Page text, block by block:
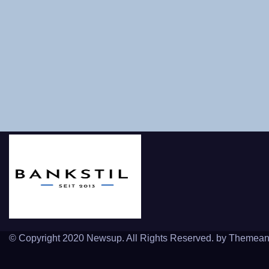
© Copyright 2020 Newsup. All Rights Reserved. by